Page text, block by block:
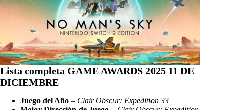
Lista completa GAME AWARDS 2025 11 DE
DICIEMBRE
Juego del Año – Clair Obscur: Expedition 33